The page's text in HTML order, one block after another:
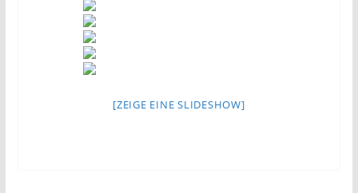
[ZEIGE EINE SLIDESHOW]